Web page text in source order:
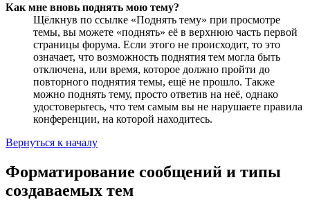
Как мне вновь поднять мою тему?
Щёлкнув по ссылке «Поднять тему» при просмотре
темы, вы можете «поднять» её в верхнюю часть первой
страницы форума. Если этого не происходит, то это
означает, что возможность поднятия тем могла быть
отключена, или время, которое должно пройти до
повторного поднятия темы, ещё не прошло. Также
можно поднять тему, просто ответив на неё, однако
удостоверьтесь, что тем самым вы не нарушаете правила
конференции, на которой находитесь.
Вернуться к началу
Форматирование сообщений и типы
создаваемых тем